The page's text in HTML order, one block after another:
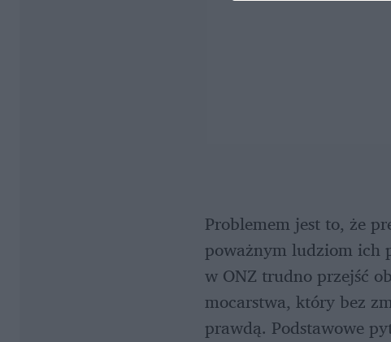
Problemem jest to, że
poważnym ludziom ich
w ONZ trudno przejść
mocarstwa, który bez
prawdą. Podstawowe